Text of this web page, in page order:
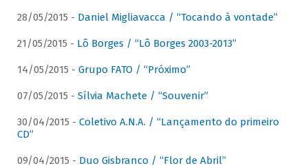
28/05/2015 - Daniel Migliavacca / “Tocando à vontade”
21/05/2015 - Lô Borges / “Lô Borges 2003-2013”
14/05/2015 - Grupo FATO / “Próximo”
07/05/2015 - Sílvia Machete / “Souvenir”
30/04/2015 - Coletivo A.N.A. / “Lançamento do primeiro
CD”
09/04/2015 - Duo Gisbranco / “Flor de Abril”